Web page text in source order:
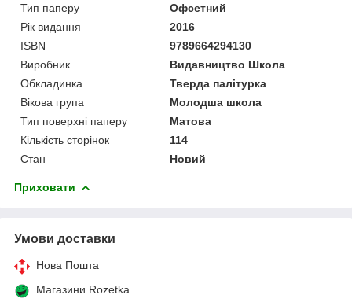
Тип паперу
Офсетний
Рік видання
2016
ISBN
9789664294130
Виробник
Видавництво Школа
Обкладинка
Тверда палітурка
Вікова група
Молодша школа
Тип поверхні паперу
Матова
Кількість сторінок
114
Стан
Новий
Приховати
Умови доставки
Нова Пошта
Магазини Rozetka